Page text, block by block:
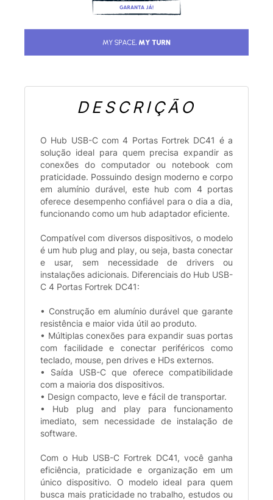
DESCRIÇÃO
O Hub USB-C com 4 Portas Fortrek DC41 é a
solução ideal para quem precisa expandir as
conexões do computador ou notebook com
praticidade. Possuindo design moderno e corpo
em alumínio durável, este hub com 4 portas
oferece desempenho confiável para o dia a dia,
funcionando como um hub adaptador eficiente.
Compatível com diversos dispositivos, o modelo
é um hub plug and play, ou seja, basta conectar
e usar, sem necessidade de drivers ou
instalações adicionais. Diferenciais do Hub USB-
C 4 Portas Fortrek DC41:
• Construção em alumínio durável que garante
resistência e maior vida útil ao produto.
• Múltiplas conexões para expandir suas portas
com facilidade e conectar periféricos como
teclado, mouse, pen drives e HDs externos.
• Saída USB-C que oferece compatibilidade
com a maioria dos dispositivos.
• Design compacto, leve e fácil de transportar.
• Hub plug and play para funcionamento
imediato, sem necessidade de instalação de
software.
Com o Hub USB-C Fortrek DC41, você ganha
eficiência, praticidade e organização em um
único dispositivo. O modelo ideal para quem
busca mais praticidade no trabalho, estudos ou